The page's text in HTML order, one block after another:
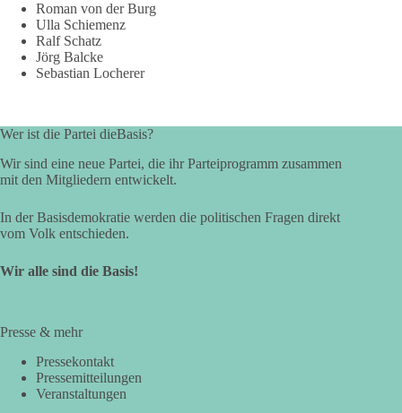
Roman von der Burg
Ulla Schiemenz
Ralf Schatz
Jörg Balcke
Sebastian Locherer
Wer ist die Partei dieBasis?
Wir sind eine neue Partei, die ihr Parteiprogramm zusammen
mit den Mitgliedern entwickelt.
In der Basisdemokratie werden die politischen Fragen direkt
vom Volk entschieden.
Wir alle sind die Basis!
Presse & mehr
Pressekontakt
Pressemitteilungen
Veranstaltungen